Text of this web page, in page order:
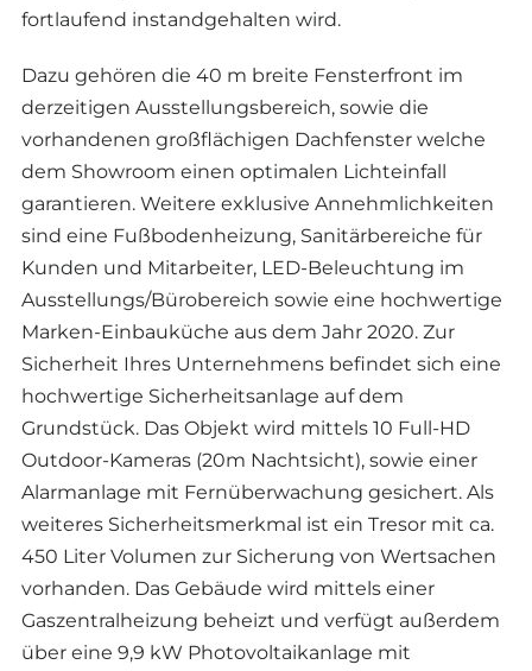
fortlaufend instandgehalten wird.
Dazu gehören die 40 m breite Fensterfront im
derzeitigen Ausstellungsbereich, sowie die
vorhandenen großflächigen Dachfenster welche
dem Showroom einen optimalen Lichteinfall
garantieren. Weitere exklusive Annehmlichkeiten
sind eine Fußbodenheizung, Sanitärbereiche für
Kunden und Mitarbeiter, LED-Beleuchtung im
Ausstellungs/Bürobereich sowie eine hochwertige
Marken-Einbauküche aus dem Jahr 2020. Zur
Sicherheit Ihres Unternehmens befindet sich eine
hochwertige Sicherheitsanlage auf dem
Grundstück. Das Objekt wird mittels 10 Full-HD
Outdoor-Kameras (20m Nachtsicht), sowie einer
Alarmanlage mit Fernüberwachung gesichert. Als
weiteres Sicherheitsmerkmal ist ein Tresor mit ca.
450 Liter Volumen zur Sicherung von Wertsachen
vorhanden. Das Gebäude wird mittels einer
Gaszentralheizung beheizt und verfügt außerdem
über eine 9,9 kW Photovoltaikanlage mit